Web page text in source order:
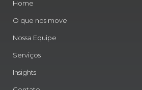
Home
O que nos move
Nossa Equipe
Serviços
Insights